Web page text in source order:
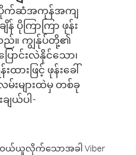
ပိုက်ဆံအကုန်အကျ
န် ပိုကြာကြာ ဖုန်း
သည်။ ကျွန်ုပ်တို့၏
ာင်းလဲနိုင်သော၊
းဖြင့် ဖုန်းခေါ်
းများထဲမှ တစ်ခု
ျယ်ပါ-
ယ်ယူလိုက်သောအခါ Viber